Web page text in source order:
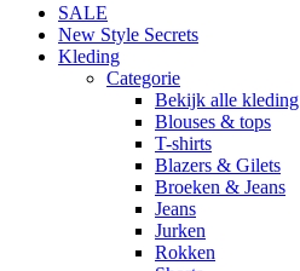
SALE
New Style Secrets
Kleding
Categorie
Bekijk alle kleding
Blouses & tops
T-shirts
Blazers & Gilets
Broeken & Jeans
Jeans
Jurken
Rokken